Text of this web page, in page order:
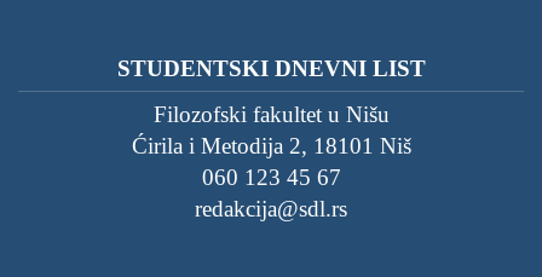
STUDENTSKI DNEVNI LIST
Filozofski fakultet u Nišu
Ćirila i Metodija 2, 18101 Niš
060 123 45 67
redakcija@sdl.rs